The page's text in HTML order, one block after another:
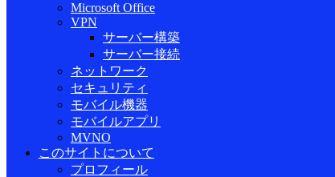
Microsoft Office
VPN
サーバー構築
サーバー接続
ネットワーク
セキュリティ
モバイル機器
モバイルアプリ
MVNO
このサイトについて
プロフィール